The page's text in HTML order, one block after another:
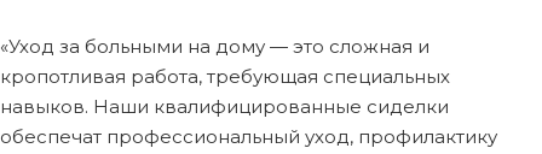
«Уход за больными на дому — это сложная и
кропотливая работа, требующая специальных
навыков. Наши квалифицированные сиделки
обеспечат профессиональный уход, профилактику